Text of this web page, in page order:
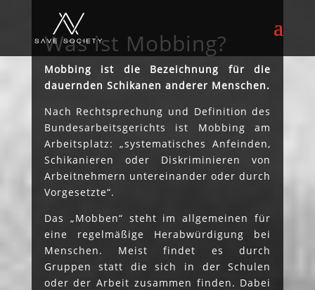
Was ist Mobbing?
Mobbing ist die Bezeichnung für die
dauernden Schikanen anderer Menschen.
Nach Rechtsprechung und Definition des
Bundesarbeitsgerichts ist Mobbing am
Arbeitsplatz: „systematisches Anfeinden,
Schikanieren oder Diskriminieren von
Arbeitnehmern untereinander oder durch
Vorgesetzte“.
Das „Mobben“ steht im allgemeinen für
eine regelmäßige Herabwürdigung bei
Menschen. Meist findet es durch
Gruppen statt die sich in der Schulen
oder der Arbeit zusammen finden. Dabei